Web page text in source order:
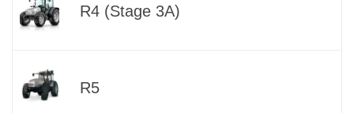
R4 (Stage 3A)
R5